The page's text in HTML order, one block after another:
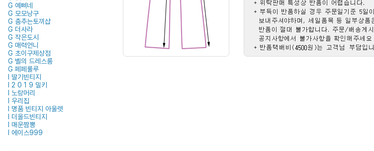
G 예삐네
G 모모낭구
G 춤추는토끼샵
G 더사라
G 작은도시
G 매력언니
G 초이구제상점
G 벨의 드레스룸
G 페페룰루
I 딸기빈티지
I 2 0 1 9 밀키
I 노랑머리
I 우리집
I 명품 빈티지 아울렛
I 더올드빈티지
I 매운짬뽕
I 에이스999